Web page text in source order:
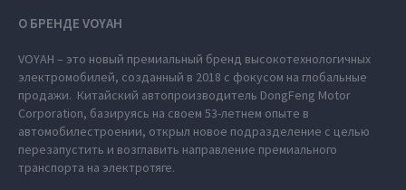
О БРЕНДЕ VOYAH
VOYAH – это новый премиальный бренд высокотехнологичных
электромобилей, созданный в 2018 с фокусом на глобальные
продажи. Китайский автопроизводитель DongFeng Motor
Corporation, базируясь на своем 53-летнем опыте в
автомобилестроении, открыл новое подразделение с целью
перезапустить и возглавить направление премиального
транспорта на электротяге.